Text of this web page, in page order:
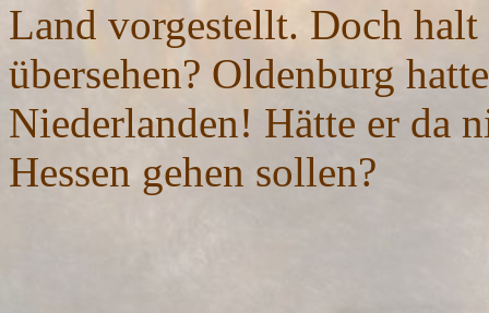
Land vorgestellt. Doch
übersehen? Oldenburg
Niederlanden! Hätte er da
Hessen gehen sollen?